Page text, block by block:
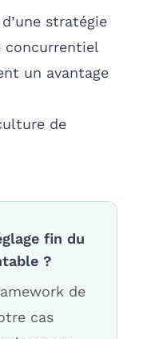
stratégie
concurrentiel
un avantage
de
fin du
?
de
cas